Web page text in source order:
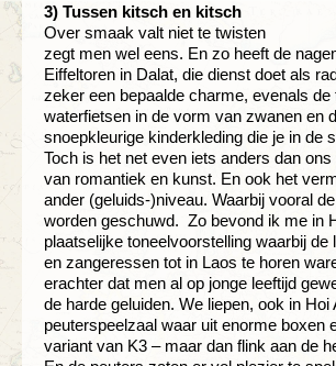
3) Tussen kitsch en kitsch
Over smaak valt niet te twisten
zegt men wel eens. En zo heeft de
Eiffeltoren in Dalat, die dienst doet als
zeker een bepaalde charme, evenals de
waterfietsen in de vorm van zwanen en
snoepkleurige kinderkleding die je in de
Toch is het net even iets anders dan
van romantiek en kunst. En ook het
ander (geluids-)niveau. Waarbij vooral
worden geschuwd. Zo bevond ik me in
plaatselijke toneelvoorstelling waarbij de
en zangeressen tot in Laos te horen
erachter dat men al op jonge leeftijd
de harde geluiden. We liepen, ook in Hoi
peuterspeelzaal waar uit enorme boxen
variant van K3 – maar dan flink aan de